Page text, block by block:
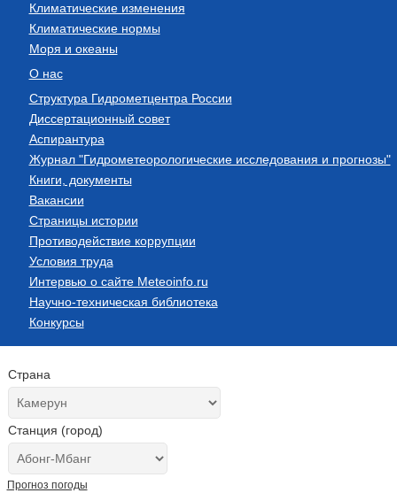
Климатические изменения
Климатические нормы
Моря и океаны
О нас
Структура Гидрометцентра России
Диссертационный совет
Аспирантура
Журнал "Гидрометеорологические исследования и прогнозы"
Книги, документы
Вакансии
Страницы истории
Противодействие коррупции
Условия труда
Интервью о сайте Meteoinfo.ru
Научно-техническая библиотека
Конкурсы
Страна
Станция (город)
Прогноз погоды